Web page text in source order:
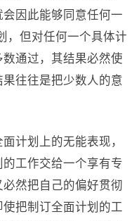
因此能够同意任何一
，但对任何一个具体计
通过，其结果必然使
往往是把少数人的意
计划上的无能表现，
工作交给一个享有专
然把自己的偏好贯彻
把制订全面计划的工